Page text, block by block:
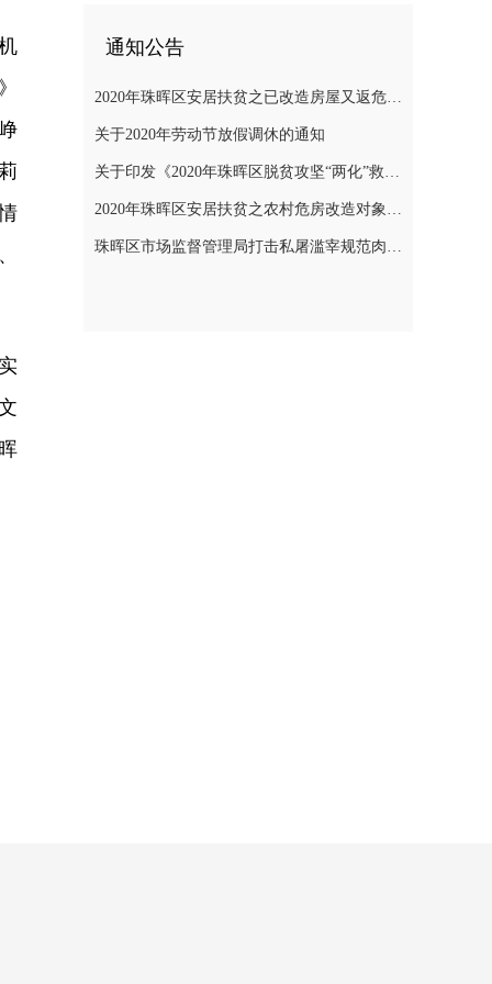
通知公告
2020年珠晖区安居扶贫之已改造房屋又返危需改造对象公示
关于2020年劳动节放假调休的通知
关于印发《2020年珠晖区脱贫攻坚“两化”救助帮扶实施方案》的通知
2020年珠晖区安居扶贫之农村危房改造对象公示
珠晖区市场监督管理局打击私屠滥宰规范肉品市场秩序专项整治行动方案